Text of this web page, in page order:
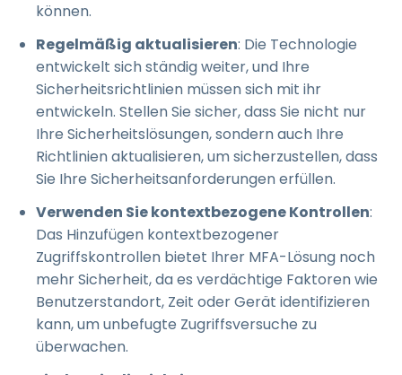
können.
Regelmäßig aktualisieren: Die Technologie
entwickelt sich ständig weiter, und Ihre
Sicherheitsrichtlinien müssen sich mit ihr
entwickeln. Stellen Sie sicher, dass Sie nicht nur
Ihre Sicherheitslösungen, sondern auch Ihre
Richtlinien aktualisieren, um sicherzustellen, dass
Sie Ihre Sicherheitsanforderungen erfüllen.
Verwenden Sie kontextbezogene Kontrollen:
Das Hinzufügen kontextbezogener
Zugriffskontrollen bietet Ihrer MFA-Lösung noch
mehr Sicherheit, da es verdächtige Faktoren wie
Benutzerstandort, Zeit oder Gerät identifizieren
kann, um unbefugte Zugriffsversuche zu
überwachen.